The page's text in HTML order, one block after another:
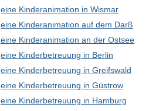
eine Kinderanimation in Wismar
eine Kinderanimation auf dem Darß
eine Kinderanimation an der Ostsee
eine Kinderbetreuung in Berlin
eine Kinderbetreuung in Greifswald
eine Kinderbetreuung in Güstrow
eine Kinderbetreuung in Hamburg